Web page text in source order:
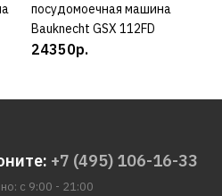
посудомоечная машина
Bauknecht GSX 112FD
24350р.
+7 (495) 106-16-33
с 9:00 - 21:00